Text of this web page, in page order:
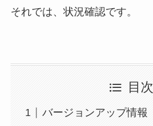
それでは、状況確認です。
目次
バージョンアップ情報